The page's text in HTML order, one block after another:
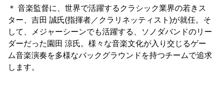
＊ 音楽監督に、世界で活躍するクラシック業界の若きス
ター、吉田 誠氏(指揮者／クラリネッティスト)が就任。そ
して、メジャーシーンでも活躍する、ソノダバンドのリー
ダーだった園田 涼氏。様々な音楽文化が入り交じるゲー
ム音楽演奏を多様なバックグラウンドを持つチームで追求
します。